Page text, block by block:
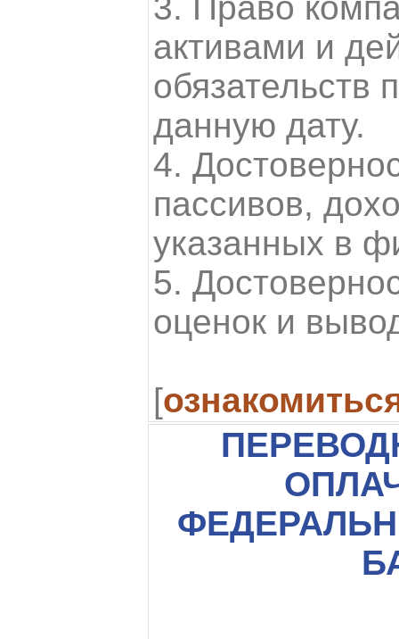
активами и
обязательств
данную дату.
4.
пассивов,
указанных в
5.
оценок и
[